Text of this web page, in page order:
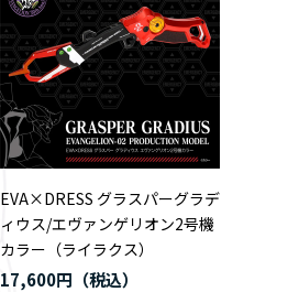
EVA×DRESS グラスパーグラデ
ィウス/エヴァンゲリオン2号機
カラー（ライラクス）
17,600円